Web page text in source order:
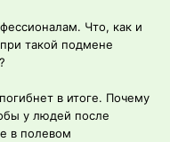
Что, как и
такой подмене
в итоге. Почему
у людей после
в полевом